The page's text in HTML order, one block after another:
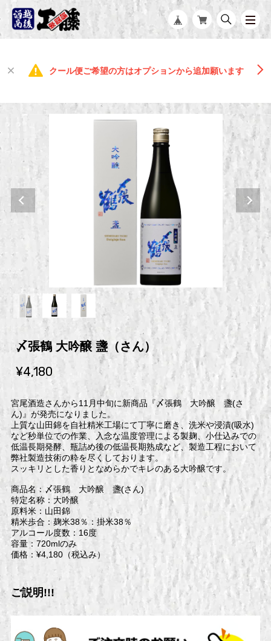
クール便ご希望の方はオプションから追加願います
〆張鶴 大吟醸 盞（さん）
¥4,180
宮尾酒造さんから11月中旬に新商品『〆張鶴 大吟醸 盞(さ
ん)』が発売になりました。
上質な山田錦を自社精米工場にて丁寧に磨き、洗米や浸漬(吸水)
など秒単位での作業、入念な温度管理による製麹、小仕込みでの
低温長期発酵、瓶詰め後の低温長期熟成など、製造工程において
弊社製造技術の粋を尽くしております。
スッキリとした香りとなめらかでキレのある大吟醸です。
商品名：〆張鶴 大吟醸 盞(さん)
特定名称：大吟醸
原料米：山田錦
精米歩合：麹米38％：掛米38％
アルコール度数：16度
容量：720mlのみ
価格：¥4,180（税込み）
ご説明!!!